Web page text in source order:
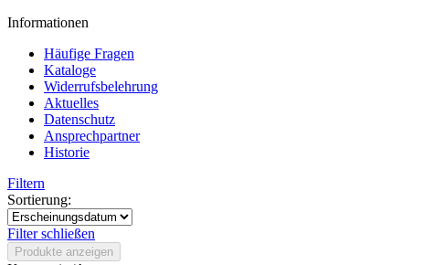
Informationen
Häufige Fragen
Kataloge
Widerrufsbelehrung
Aktuelles
Datenschutz
Ansprechpartner
Historie
Filtern
Sortierung:
Filter schließen
Produkte anzeigen